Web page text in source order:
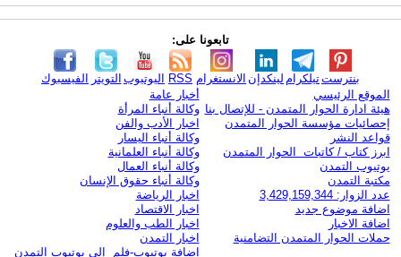
تابعونا على:
الفيسبوك التويتر اليوتيوب RSS الانستغرام لينكدإن تيلكرامبنترست
الموقع الرئيسي
هيئة ادارة الحوار المتمدن - للإتصال بنا
إحصائيات مؤسسة الحوار المتمدن
قواعد النشر
ابرز كتاب / كاتبات الحوار المتمدن
يوتيوب التمدن
مكتبة التمدن
عدد الزوار: 3,429,159,344
اضافة موضوع جديد
اضافة الاخبار
حملات الحوار المتمدن التضامنية
أخبار عامة
وكالة أنباء المرأة
اخبار الأدب والفن
وكالة أنباء اليسار
وكالة أنباء العلمانية
وكالة أنباء العمال
وكالة أنباء حقوق الإنسان
اخبار الرياضة
اخبار الاقتصاد
اخبار الطب والعلوم
اخبار التمدن
إضافة يوتيوب-فلم إلى يوتيوب التمدن